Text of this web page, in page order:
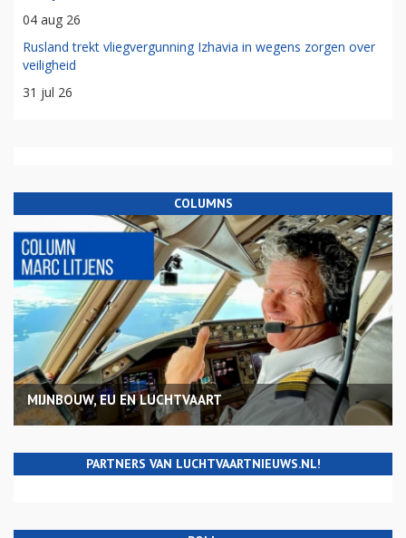
04 aug 26
Rusland trekt vliegvergunning Izhavia in wegens zorgen over
veiligheid
31 jul 26
COLUMNS
MIJNBOUW, EU EN LUCHTVAART
PARTNERS VAN LUCHTVAARTNIEUWS.NL!